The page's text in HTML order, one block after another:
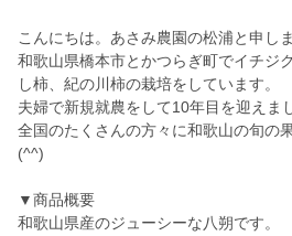
こんにちは。あさみ農園の松浦と申しま
和歌山県橋本市とかつらぎ町でイチジ
し柿、紀の川柿の栽培をしています。
夫婦で新規就農をして10年目を迎えま
全国のたくさんの方々に和歌山の旬の
(^^)
▼商品概要
和歌山県産のジューシーな八朔です。